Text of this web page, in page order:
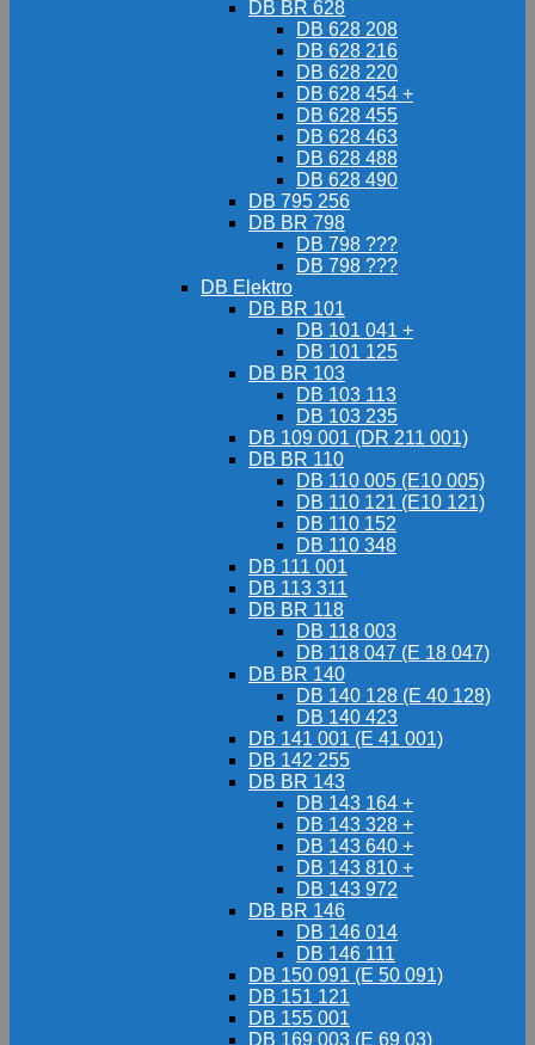
DB BR 628
DB 628 208
DB 628 216
DB 628 220
DB 628 454 +
DB 628 455
DB 628 463
DB 628 488
DB 628 490
DB 795 256
DB BR 798
DB 798 ???
DB 798 ???
DB Elektro
DB BR 101
DB 101 041 +
DB 101 125
DB BR 103
DB 103 113
DB 103 235
DB 109 001 (DR 211 001)
DB BR 110
DB 110 005 (E10 005)
DB 110 121 (E10 121)
DB 110 152
DB 110 348
DB 111 001
DB 113 311
DB BR 118
DB 118 003
DB 118 047 (E 18 047)
DB BR 140
DB 140 128 (E 40 128)
DB 140 423
DB 141 001 (E 41 001)
DB 142 255
DB BR 143
DB 143 164 +
DB 143 328 +
DB 143 640 +
DB 143 810 +
DB 143 972
DB BR 146
DB 146 014
DB 146 111
DB 150 091 (E 50 091)
DB 151 121
DB 155 001
DB 169 003 (E 69 03)